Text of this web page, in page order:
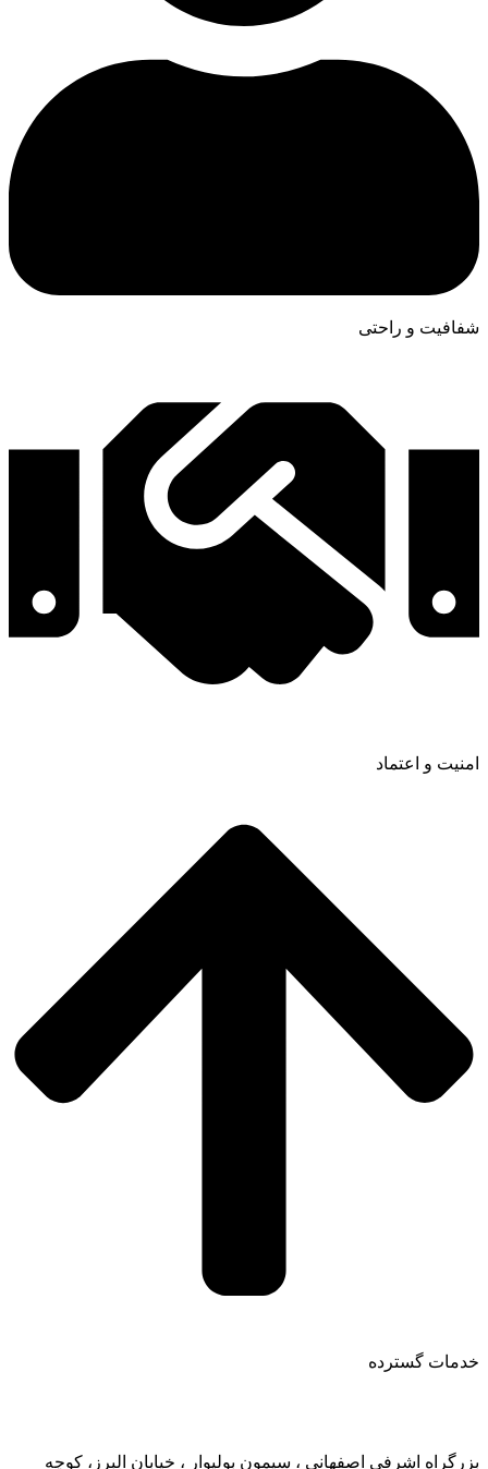
شفافیت و راحتی
امنیت و اعتماد
خدمات گسترده
بزرگراه اشرفی اصفهانی ، سیمون بولیوار ، خیابان البرز، کوچه